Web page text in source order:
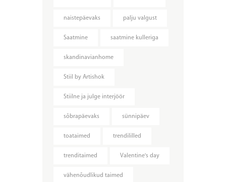
naistepäevaks palju valgust
Saatmine saatmine kulleriga
skandinavianhome
Stiil by Artishok
Stiilne ja julge interjöör
sõbrapäevaks sünnipäev
toataimed trendililled
trenditaimed Valentine's day
vähenõudlikud taimed